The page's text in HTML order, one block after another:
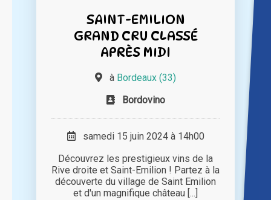
SAINT-EMILION
GRAND CRU CLASSÉ
APRÈS MIDI
à Bordeaux (33)
Bordovino
samedi 15 juin 2024 à 14h00
Découvrez les prestigieux vins de la
Rive droite et Saint-Emilion ! Partez à la
découverte du village de Saint Emilion
et d'un magnifique château [...]